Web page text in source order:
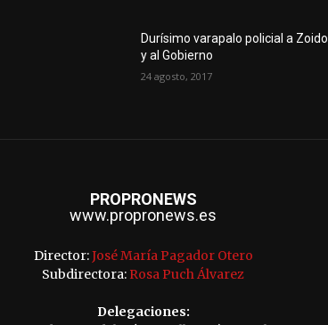
Durísimo varapalo policial a Zoido
y al Gobierno
24 agosto, 2017
PROPRONEWS
www.propronews.es
Director:José María Pagador Otero
Subdirectora: Rosa Puch Álvarez
Delegaciones: